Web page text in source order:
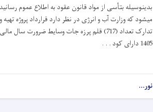
بدینوسیله بتأسی از مواد قانون عقود به اطلاع عموم
میشود که وزارت آب و انرژی در نظر دارد قرارداد پروژه تهیه و
تدارک تعداد (717) قلم پرزه جات وسایط ضرورت سال مالی
1405 دارای کود . . .
نور...